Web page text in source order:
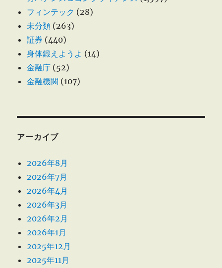
フィンテック (28)
未分類 (263)
証券 (440)
身体鍛えようよ (14)
金融庁 (52)
金融機関 (107)
アーカイブ
2026年8月
2026年7月
2026年4月
2026年3月
2026年2月
2026年1月
2025年12月
2025年11月